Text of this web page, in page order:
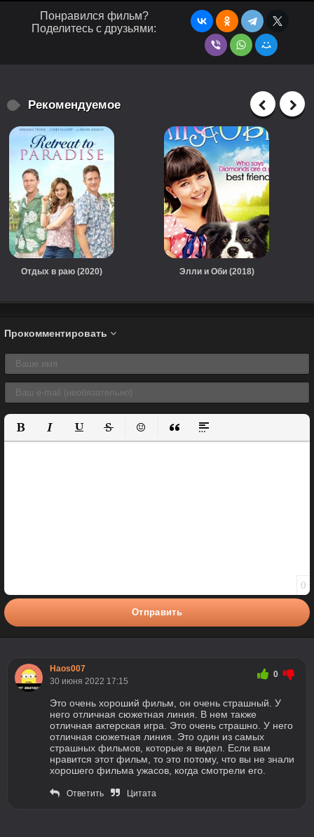
Понравился фильм?
Поделитесь с друзьями:
Рекомендуемое
Отдых в раю (2020) Элли и Оби (2018)
Прокомментировать
Полужирный
КурсивПодчеркнутый
ЗачеркнутыйВставить смайлик
Вставка цитаты
Вставка спойлера
0
Отправить
Haos007
30 июня 2022 17:15
0
Это очень хороший фильм, он очень страшный. У
него отличная сюжетная линия. В нем также
отличная актерская игра. Это очень страшно. У него
отличная сюжетная линия. Это один из самых
страшных фильмов, которые я видел. Если вам
нравится этот фильм, то это потому, что вы не знали
хорошего фильма ужасов, когда смотрели его.
Ответить Цитата